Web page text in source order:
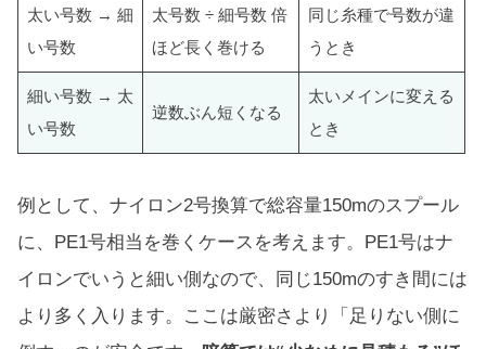
太い号数 → 細
い号数
太号数 ÷ 細号数 倍
ほど長く巻ける
同じ糸種で号数が違
うとき
細い号数 → 太
い号数
逆数ぶん短くなる
太いメインに変える
とき
例として、ナイロン2号換算で総容量150mのスプール
に、PE1号相当を巻くケースを考えます。PE1号はナ
イロンでいうと細い側なので、同じ150mのすき間には
より多く入ります。ここは厳密さより「足りない側に